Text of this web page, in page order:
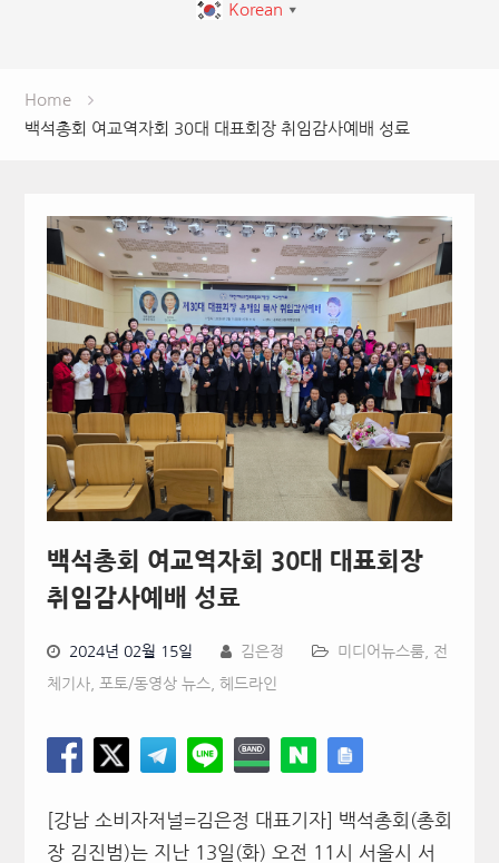
Korean ▼
Home
백석총회 여교역자회 30대 대표회장 취임감사예배 성료
백석총회 여교역자회 30대 대표회장
취임감사예배 성료
2024년 02월 15일 김은정 미디어뉴스룸, 전
체기사, 포토/동영상 뉴스 헤드라인
[강남 소비자저널=김은정 대표기자] 백석총회(총회
장 김진범)는 지난 13일(화) 오전 11시 서울시 서